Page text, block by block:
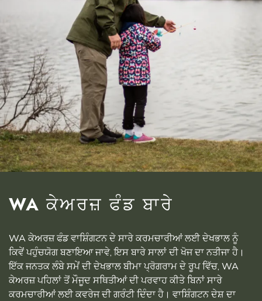
WA ਕੇਅਰਜ਼ ਫੰਡ ਬਾਰੇ
WA ਕੇਅਰਜ਼ ਫੰਡ ਵਾਸ਼ਿੰਗਟਨ ਦੇ ਸਾਰੇ ਕਰਮਚਾਰੀਆਂ ਲਈ ਦੇਖਭਾਲ ਨੂੰ
ਕਿਵੇਂ ਪਹੁੰਚਯੋਗ ਬਣਾਇਆ ਜਾਵੇ, ਇਸ ਬਾਰੇ ਸਾਲਾਂ ਦੀ ਖੋਜ ਦਾ ਨਤੀਜਾ ਹੈ।
ਇੱਕ ਜਨਤਕ ਲੰਬੇ ਸਮੇਂ ਦੀ ਦੇਖਭਾਲ ਬੀਮਾ ਪ੍ਰੋਗਰਾਮ ਦੇ ਰੂਪ ਵਿੱਚ, WA
ਕੇਅਰਜ਼ ਪਹਿਲਾਂ ਤੋਂ ਮੌਜੂਦ ਸਥਿਤੀਆਂ ਦੀ ਪਰਵਾਹ ਕੀਤੇ ਬਿਨਾਂ ਸਾਰੇ
ਕਰਮਚਾਰੀਆਂ ਲਈ ਕਵਰੇਜ ਦੀ ਗਰੰਟੀ ਦਿੰਦਾ ਹੈ। ਵਾਸ਼ਿੰਗਟਨ ਦੇਸ਼ ਦਾ